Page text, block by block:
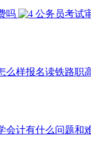
吗 公务员考试
么样报名读铁路职
会计有什么问题和